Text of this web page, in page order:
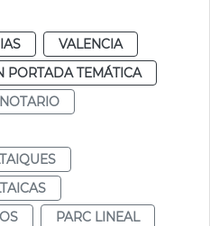
VALENCIA
PORTADA TEMÁTICA
PARC LINEAL